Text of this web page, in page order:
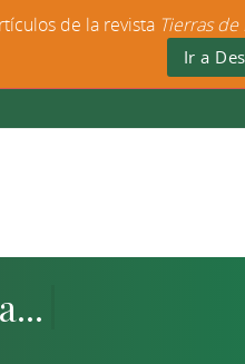
de la revista Tierras de
Ir a